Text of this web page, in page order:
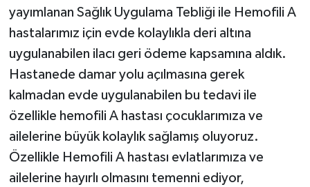
yayımlanan Sağlık Uygulama Tebliği ile Hemofili A
hastalarımız için evde kolaylıkla deri altına
uygulanabilen ilacı geri ödeme kapsamına aldık.
Hastanede damar yolu açılmasına gerek
kalmadan evde uygulanabilen bu tedavi ile
özellikle hemofili A hastası çocuklarımıza ve
ailelerine büyük kolaylık sağlamış oluyoruz.
Özellikle Hemofili A hastası evlatlarımıza ve
ailelerine hayırlı olmasını temenni ediyor,
YAŞAM
KÜLTÜR SANAT